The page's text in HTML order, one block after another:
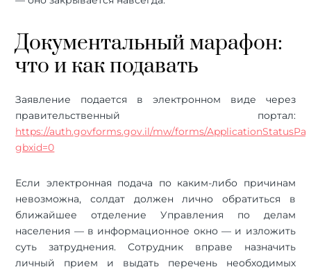
Документальный марафон:
что и как подавать
Заявление подается в электронном виде через
правительственный портал:
https://auth.govforms.gov.il/mw/forms/
gbxid=0
Если электронная подача по каким-либо причинам
невозможна, солдат должен лично обратиться в
ближайшее отделение Управления по делам
населения — в информационное окно — и изложить
суть затруднения. Сотрудник вправе назначить
личный прием и выдать перечень необходимых